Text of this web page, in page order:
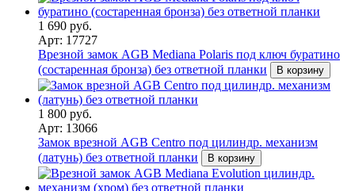
1 690 руб.
Арт: 17727
Врезной замок AGB Mediana Polaris под ключ буратино
(состаренная бронза) без ответной планки
В корзину
1 800 руб.
Арт: 13066
Замок врезной AGB Centro под цилиндр. механизм
(латунь) без ответной планки
В корзину